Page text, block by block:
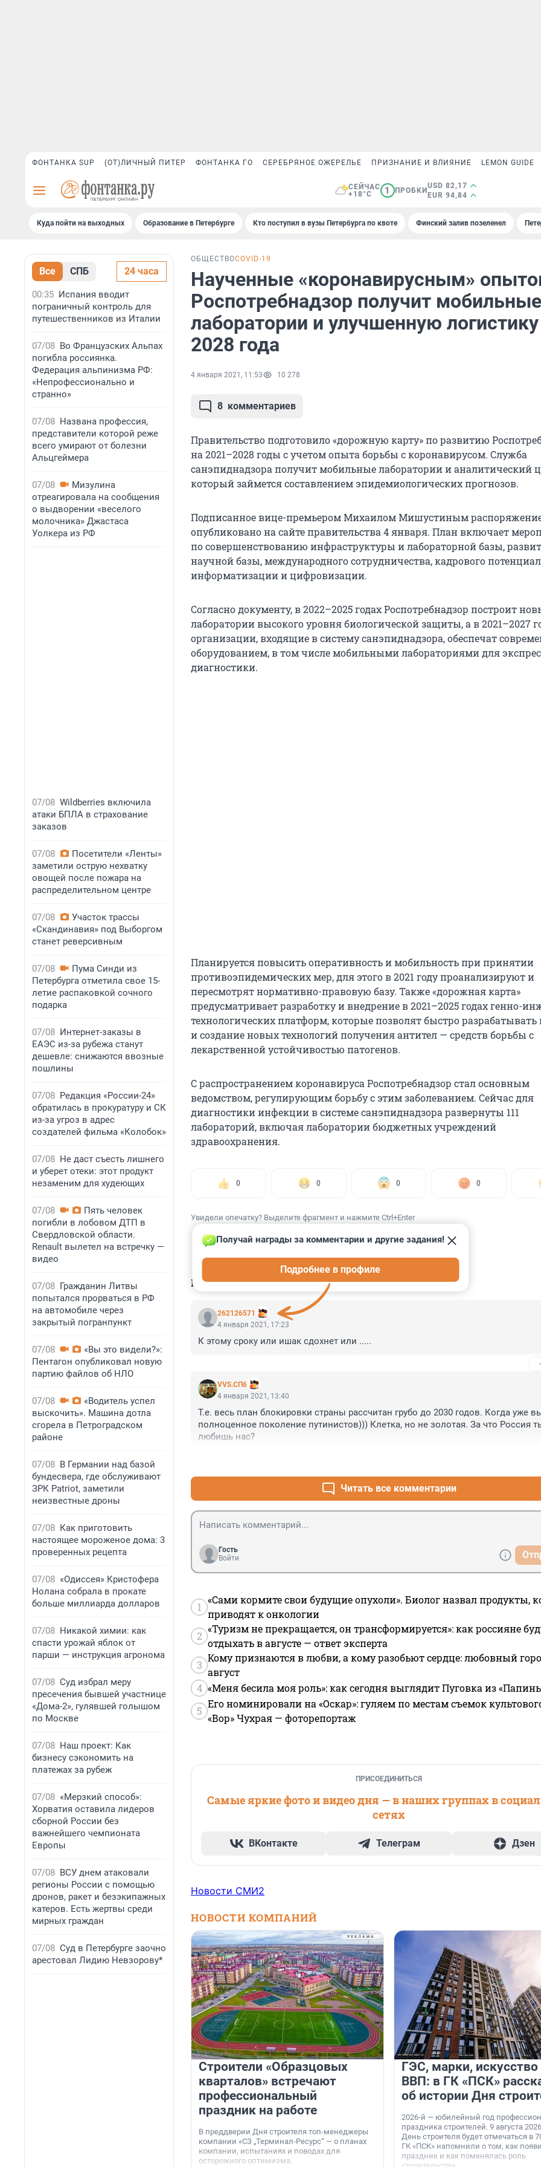
ФОНТАНКА SUP (ОТ)ЛИЧНЫЙ ПИТЕР ФОНТАНКА ГО СЕРЕБРЯНОЕ ОЖЕРЕЛЬЕ ПРИЗНАНИЕ И ВЛИЯНИЕ LEMON GUIDE
СЕЙЧАС
+18°C
1 ПРОБКИ
USD 82,17
EUR 94,84
Куда пойти на выходных Образование в Петербурге Кто поступил в вузы Петербурга по квоте Финский залив позеленел
Все СПБ 24 часа
00:35 Испания вводит
пограничный контроль для
путешественников из Италии
07/08 Во Французских Альпах
погибла россиянка.
Федерация альпинизма РФ:
«Непрофессионально и
странно»
07/08 Названа профессия,
представители которой реже
всего умирают от болезни
Альцгеймера
07/08
Мизулина
отреагировала на сообщения
о выдворении «веселого
молочника» Джастаса
Уолкера из РФ
07/08 Wildberries включила
атаки БПЛА в страхование
заказов
07/08
Посетители «Ленты»
заметили острую нехватку
овощей после пожара на
распределительном центре
07/08
Участок трассы
«Скандинавия» под Выборгом
станет реверсивным
07/08
Пума Синди из
Петербурга отметила свое 15-
летие распаковкой сочного
подарка
07/08 Интернет-заказы в
ЕАЭС из-за рубежа станут
дешевле: снижаются ввозные
пошлины
07/08 Редакция «России-24»
обратилась в прокуратуру и СК
из-за угроз в адрес
создателей фильма «Колобок»
07/08 Не даст съесть лишнего
и уберет отеки: этот продукт
незаменим для худеющих
07/08
Пять человек
погибли в лобовом ДТП в
Свердловской области.
Renault вылетел на встречку —
видео
07/08 Гражданин Литвы
попытался прорваться в РФ
на автомобиле через
закрытый погранпункт
07/08
«Вы это видели?»:
Пентагон опубликовал новую
партию файлов об НЛО
07/08
«Водитель успел
выскочить». Машина дотла
сгорела в Петроградском
районе
07/08 В Германии над базой
бундесвера, где обслуживают
ЗРК Patriot, заметили
неизвестные дроны
07/08 Как приготовить
настоящее мороженое дома: 3
проверенных рецепта
07/08 «Одиссея» Кристофера
Нолана собрала в прокате
больше миллиарда долларов
07/08 Никакой химии: как
спасти урожай яблок от
парши — инструкция агронома
07/08 Суд избрал меру
пресечения бывшей участнице
«Дома-2», гулявшей голышом
по Москве
07/08 Наш проект: Как
бизнесу сэкономить на
платежах за рубеж
07/08 «Мерзкий способ»:
Хорватия оставила лидеров
сборной России без
важнейшего чемпионата
Европы
07/08 ВСУ днем атаковали
регионы России с помощью
дронов, ракет и безэкипажных
катеров. Есть жертвы среди
мирных граждан
07/08 Суд в Петербурге заочно
арестовал Лидию Невзорову*
ОБЩЕСТВОCOVID-19
Наученные «коронавирусным»
Роспотребнадзор получит мобильные
лаборатории и улучшенную
2028 года
4 января 2021, 11:53 10 278
8 комментариев
Правительство подготовило «дорожную карту» по развитию
на 2021–2028 годы с учетом опыта борьбы с коронавирусом. Служба
санэпиднадзора получит мобильные лаборатории и аналитический
который займется составлением эпидемиологических прогнозов.
Подписанное вице-премьером Михаилом Мишустиным
опубликовано на сайте правительства 4 января. План включает
по совершенствованию инфраструктуры и лабораторной базы,
научной базы, международного сотрудничества, кадрового
информатизации и цифровизации.
Согласно документу, в 2022–2025 годах Роспотребнадзор построит
лаборатории высокого уровня биологической защиты, а в 2021–2027
организации, входящие в систему санэпиднадзора, обеспечат
оборудованием, в том числе мобильными лабораториями для
диагностики.
Планируется повысить оперативность и мобильность при принятии
противоэпидемических мер, для этого в 2021 году проанализируют и
пересмотрят нормативно-правовую базу. Также «дорожная карта»
предусматривает разработку и внедрение в 2021–2025 годах генно-
технологических платформ, которые позволят быстро
и создание новых технологий получения антител — средств борьбы с
лекарственной устойчивостью патогенов.
С распространением коронавируса Роспотребнадзор стал основным
ведомством, регулирующим борьбу с этим заболеванием. Сейчас для
диагностики инфекции в системе санэпиднадзора развернуты 111
лабораторий, включая лаборатории бюджетных учреждений
здравоохранения.
0 0 0 0
Увидели опечатку? Выделите фрагмент и нажмите Ctrl+Enter
КОММЕНТАРИИ 8
262126571
Получай награды за комментарии и другие задания!
Подробнее в профиле
4 января 2021, 17:23
К этому сроку или ишак сдохнет или .....
VVS.СПб
4 января 2021, 13:40
Т.е. весь план блокировки страны рассчитан грубо до 2030 годов. Когда уже
полноценное поколение путинистов))) Клетка, но не золотая. За что Россия
любишь нас?
Читать все комментарии
Гость
Войти
1
«Сами кормите свои будущие опухоли». Биолог назвал продукты,
приводят к онкологии
2
«Туризм не прекращается, он трансформируется»: как россияне
отдыхать в августе — ответ эксперта
3
Кому признаются в любви, а кому разобьют сердце: любовный
август
4 «Меня бесила моя роль»: как сегодня выглядит Пуговка из
5
Его номинировали на «Оскар»: гуляем по местам съемок
«Вор» Чухрая — фоторепортаж
ПРИСОЕДИНИТЬСЯ
Самые яркие фото и видео дня — в наших группах в
сетях
ВКонтакте Телеграм Дзен
Новости СМИ2
НОВОСТИ КОМПАНИЙ
Строители «Образцовых
кварталов» встречают
профессиональный
праздник на работе
В преддверии Дня строителя топ-менеджеры
компании «СЗ „Терминал-Ресурс“ — о планах
компании, испытаниях и поводах для
осторожного оптимизма.
ГЭС, марки, искусство
ВВП: в ГК «ПСК»
об истории Дня
2026-й — юбилейный год
праздника строителей. 9 августа
День строителя будет отмечаться в
ГК «ПСК» напомнили о том, как
праздник и как поменялась роль